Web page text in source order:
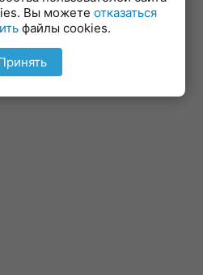
Вы можете отказаться
файлы cookies.